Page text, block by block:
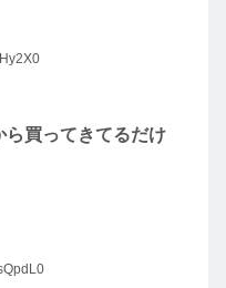
ら買ってきてるだけ